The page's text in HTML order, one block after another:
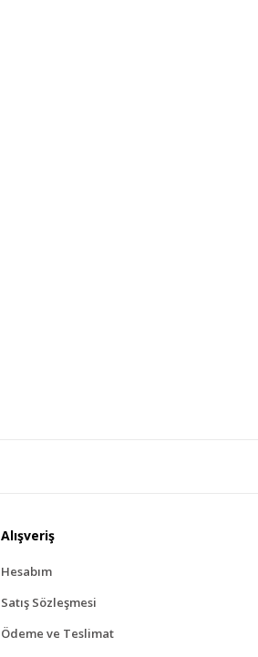
Alışveriş
Hesabım
Satış Sözleşmesi
Ödeme ve Teslimat